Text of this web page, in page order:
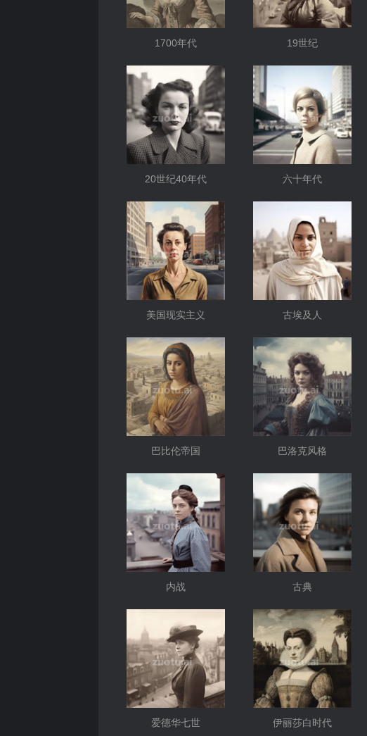
1700年代 19世纪
20世纪40年代 六十年代
美国现实主义 古埃及人
巴比伦帝国 巴洛克风格
内战 古典
爱德华七世 伊丽莎白时代